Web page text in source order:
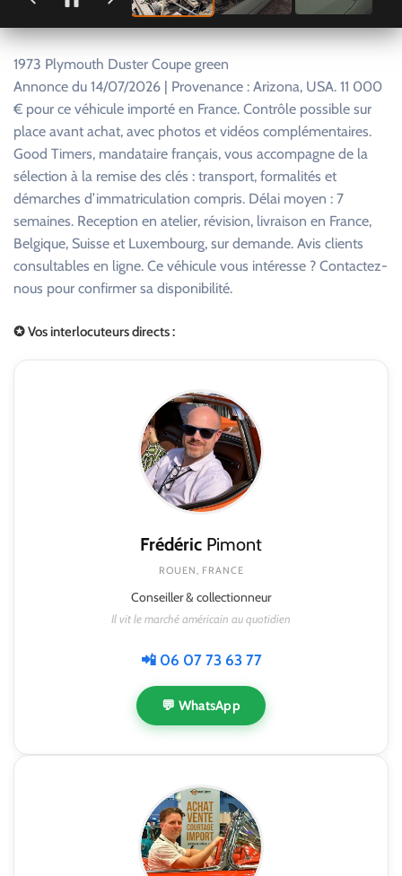
1973 Plymouth Duster Coupe green
Annonce du 14/07/2026 | Provenance : Arizona, USA. 11 000
€ pour ce véhicule importé en France. Contrôle possible sur
place avant achat, avec photos et vidéos complémentaires.
Good Timers, mandataire français, vous accompagne de la
sélection à la remise des clés : transport, formalités et
démarches d’immatriculation compris. Délai moyen : 7
semaines. Reception en atelier, révision, livraison en France,
Belgique, Suisse et Luxembourg, sur demande. Avis clients
consultables en ligne. Ce véhicule vous intéresse ? Contactez-
nous pour confirmer sa disponibilité.
✪ Vos interlocuteurs directs :
Frédéric Pimont
ROUEN, FRANCE
Conseiller & collectionneur
Il vit le marché américain au quotidien
📲 06 07 73 63 77
💬 WhatsApp